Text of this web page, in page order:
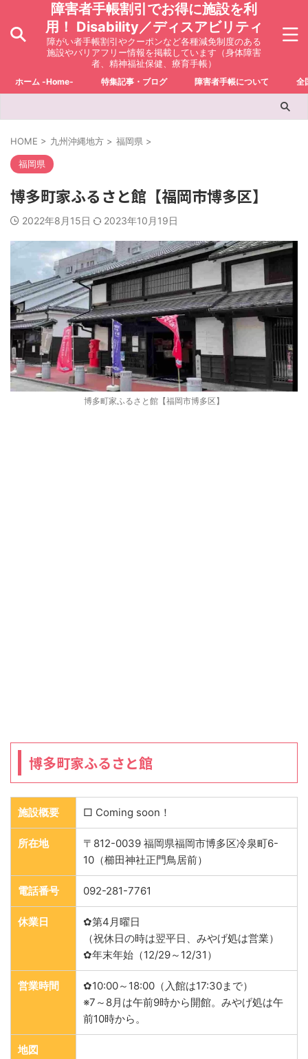
障害者手帳割引でお得に施設を利
用！ Disability／ディスアビリティ
障がい者手帳割引やクーポンなど各種減免制度のある
施設やバリアフリー情報を掲載しています（身体障害
者、精神福祉保健、療育手帳）
ホーム -Home- 特集記事・ブログ 障害者手帳について 全
HOME > 九州沖縄地方 > 福岡県 >
福岡県
博多町家ふるさと館【福岡市博多区】
2022年8月15日 2023年10月19日
博多町家ふるさと館【福岡市博多区】
博多町家ふるさと館
施設概要 □ Coming soon！
所在地
〒812-0039 福岡県福岡市博多区冷泉町6-
10（櫛田神社正門鳥居前）
電話番号 092-281-7761
休業日
✿第4月曜日
（祝休日の時は翌平日、みやげ処は営業）
✿年末年始（12/29～12/31）
営業時間
✿10:00～18:00（入館は17:30まで）
※7～8月は午前9時から開館。みやげ処は午
前10時から。
地図